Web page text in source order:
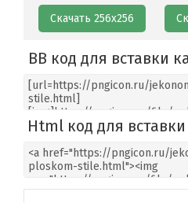
Скачать 256х256
BB код для вставки
Html код для